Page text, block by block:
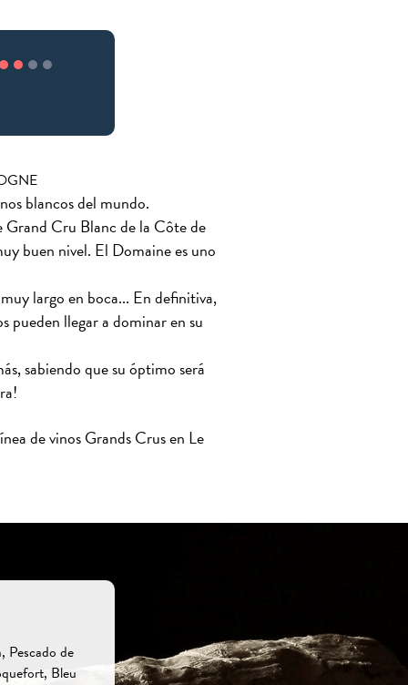
blancos del mundo.
Cru Blanc de la Côte de
buen nivel. El Domaine es uno
largo en boca... En definitiva,
pueden llegar a dominar en su
sabiendo que su óptimo será
de vinos Grands Crus en Le
Pescado de
Bleu